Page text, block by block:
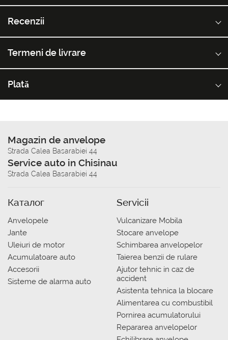
Recenzii
Termeni de livrare
Plată
Magazin de anvelope
Strada Calea Basarabiei 44
Service auto in Chisinau
Strada Calea Basarabiei 44
Каталог
Anvelopele
Jante
Uleiuri de motor
Acumulatoare auto
Accesorii
Sisteme de alarma auto
Servicii
Vulcanizare Mobila
Stocare anvelope
Schimbarea anvelopelor
Taierea benzii de rulare
Ajutor tehnic in caz de
accident
Asistenta tehnica la blocare
Alimentarea cu combustibil
Pornirea acumulatorului
Repararea anvelopelor